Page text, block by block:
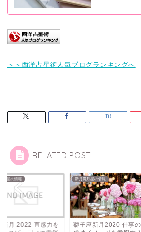
＞＞西洋占星術人気ブログランキングへ
RELATED POST
月星の情報
新月 2022 直感力を
新月満月星の情報
獅子座新月2020 仕事の